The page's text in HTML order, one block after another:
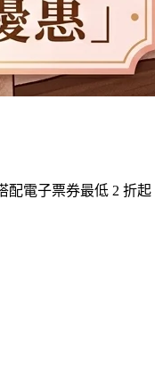
電子票券最低 2 折起